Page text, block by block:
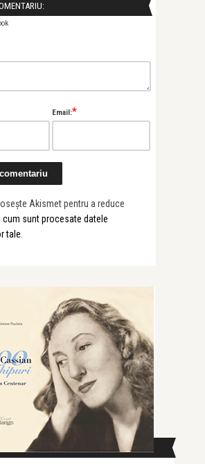
Email:*
Akismet pentru a reduce
cum sunt procesate datele
tale.
ÎN SITE